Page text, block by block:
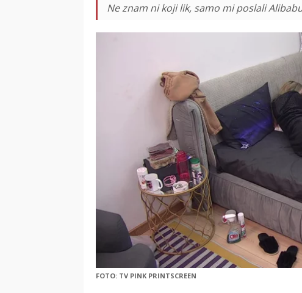
Ne znam ni koji lik, samo mi poslali
FOTO: TV PINK PRINTSCREEN